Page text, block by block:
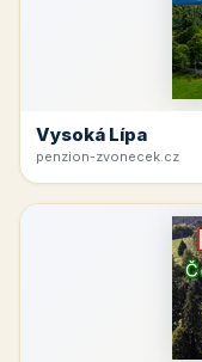
Vysoká Lípa
penzion-zvonecek.cz